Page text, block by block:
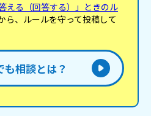
える（回答する）」ときのル
ら、ルールを守って投稿して
も相談とは？